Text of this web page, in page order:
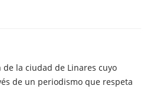
la ciudad de Linares cuyo
de un periodismo que respeta